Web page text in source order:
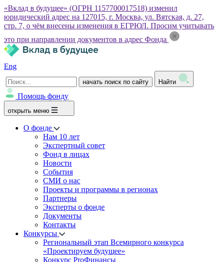
«Вклад в будущее» (ОГРН 1157700017518) изменил
юридический адрес на 127015, г. Москва, ул. Вятская, д. 27,
стр. 7, о чём внесены изменения в ЕГРЮЛ. Просим учитывать
это при направлении документов в адрес Фонда
Eng
начать поиск по сайту Найти
Помощь фонду
открыть меню
О фонде
Нам 10 лет
Экспертный совет
Фонд в лицах
Новости
События
СМИ о нас
Проекты и программы в регионах
Партнеры
Эксперты о фонде
Документы
Контакты
Конкурсы
Региональный этап Всемирного конкурса
«Проектируем будущее»
Конкурс ProФинансы